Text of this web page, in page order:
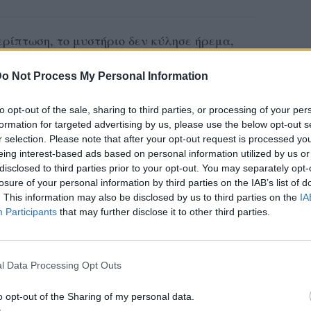
Not Process My Personal Information
opt-out of the sale, sharing to third parties, or processing of your
for targeted advertising by us, please use the below opt-out
selection. Please note that after your opt-out request is processed
interest-based ads based on personal information utilized by us
to third parties prior to your opt-out. You may separately
of your personal information by third parties on the IAB’s list of
This information may also be disclosed by us to third parties on the
Participants that may further disclose it to other third parties.
Data Processing Opt Outs
opt-out of the Sharing of my personal data.
το μυστήριο δεν κύλησε ήρεμα,
και αιφνιδίασε τον ιερέα… πετώντας την
TikTok και έχει γίνει viral, με πάνω από
και χιλιάδες σχόλια, ο μόλις 11 μηνών
του χέρι, χτυπάει το βιβλίο του ιερέα
αφήνοντας τους πάντες άφωνους.
Sports hope you find this as funny as we
No - Kreepa
εκκλησία Our Lady of Pompeii, στο